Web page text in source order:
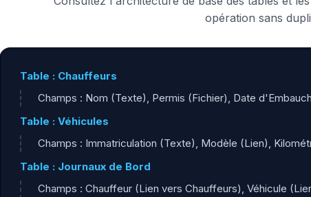
opération sans
Table : Chauffeurs
Champs : Nom (Texte), Permis (Fichier), Date
Table : Véhicules
Champs : Immatriculation (Texte), Modèle (Lien),
Table : Journaux de Bord
Champs : Chauffeur (Lien vers Chauffeurs), Véhicule